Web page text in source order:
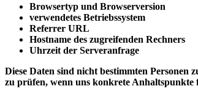
Browsertyp und Browserversion
verwendetes Betriebssystem
Referrer URL
Hostname des zugreifenden Rechners
Uhrzeit der Serveranfrage
Diese Daten sind nicht bestimmten
zu prüfen, wenn uns konkrete